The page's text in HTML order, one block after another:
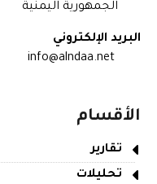
الجمهورية اليمنية
البريد الإلكتروني
info@alndaa.net
الأقسام
تقارير
تحليلات